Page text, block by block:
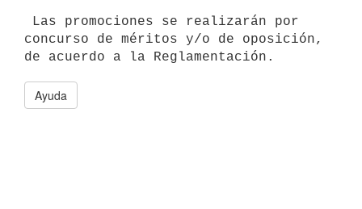
concurso de méritos y/o de oposición,
Ayuda